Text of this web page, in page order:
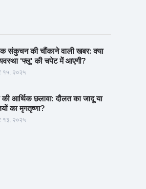
संकुचन की चौंकाने वाली खबर: क्या
'फ्लू' की चपेट में आएगी?
१५, २०२५
की आर्थिक छलावा: दौलत का जादू या
का मृगतृष्णा?
१३, २०२५